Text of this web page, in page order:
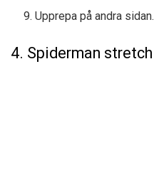
Upprepa på andra sidan.
4. Spiderman stretch